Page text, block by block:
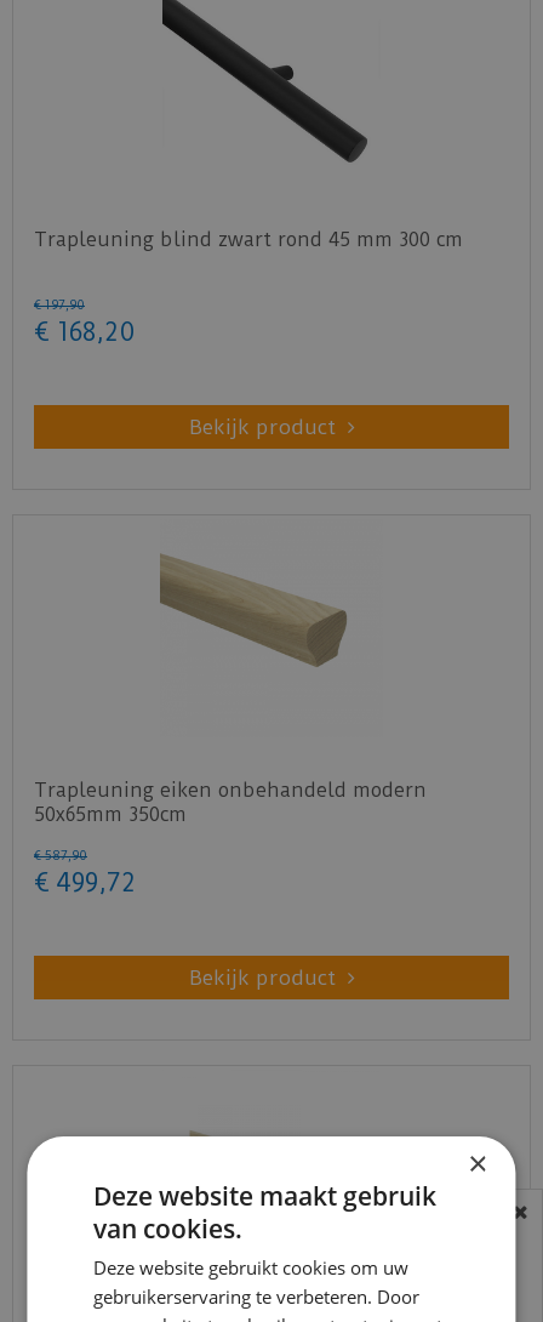
Trapleuning blind zwart rond 45 mm 300 cm
€ 197,90
€ 168,20
Bekijk product
Trapleuning eiken onbehandeld modern
50x65mm 350cm
€ 587,90
€ 499,72
Bekijk product
BEREIKBAARHEID
In verband met de vakantie periode zijn wij
t/m 14 augustus telefonisch helaas niet
×
Deze website maakt gebruik
van cookies.
Deze website gebruikt cookies om uw
gebruikerservaring te verbeteren. Door